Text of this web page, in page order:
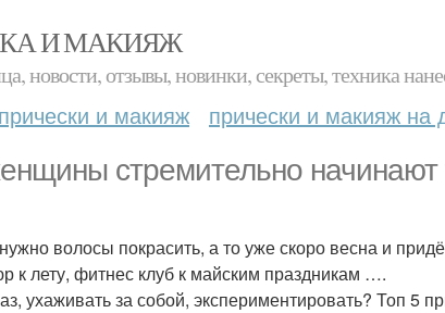
И МАКИЯЖ
новости, отзывы, новинки, секреты, техника
и макияж прически и макияж на
стремительно начинают
волосы покрасить, а то уже скоро весна и
к лету, фитнес клуб к майским праздникам ….
ухаживать за собой, экспериментировать? Топ 5